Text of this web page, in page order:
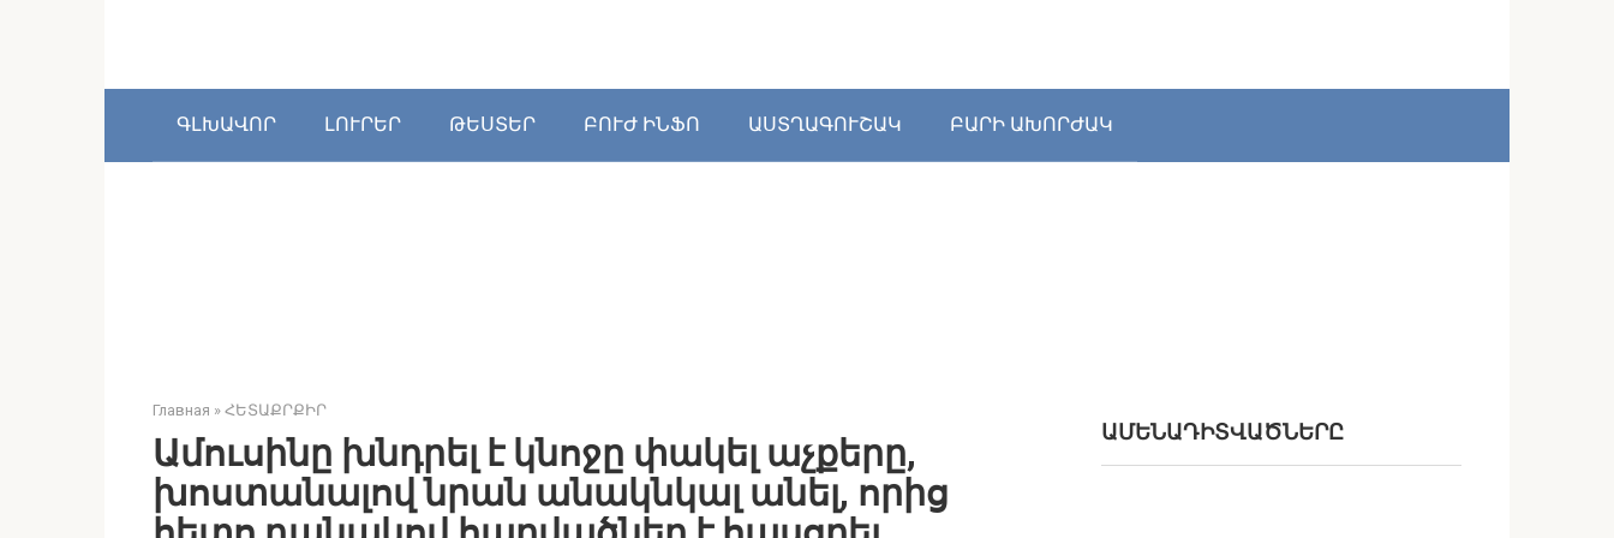
ԳԼԽԱՎՈՐ ԼՈՒՐԵՐ ԹԵՍՏԵՐ ԲՈՒԺ ԻՆՖՈ ԱՍՏՂԱԳՈՒՇԱԿ ԲԱՐԻ ԱԽՈՐԺԱԿ
Главная » ՀԵՏԱՔՐՔԻՐ
Ամուսինը խնդրել է կնոջը փակել աչքերը,
խոստանալով նրան անակնկալ անել, որից
ԱՄԵՆԱԴԻՏՎԱԾՆԵՐԸ